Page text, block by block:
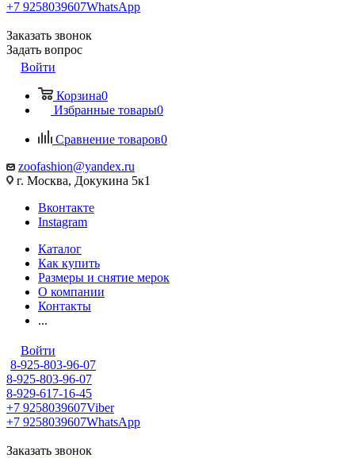
+7 9258039607WhatsApp
Заказать звонок
Задать вопрос
Войти
Корзина0
Избранные товары0
Сравнение товаров0
zoofashion@yandex.ru
г. Москва, Докукина 5к1
Вконтакте
Instagram
Каталог
Как купить
Размеры и снятие мерок
О компании
Контакты
...
Войти
8-925-803-96-07
8-925-803-96-07
8-929-617-16-45
+7 9258039607Viber
+7 9258039607WhatsApp
Заказать звонок